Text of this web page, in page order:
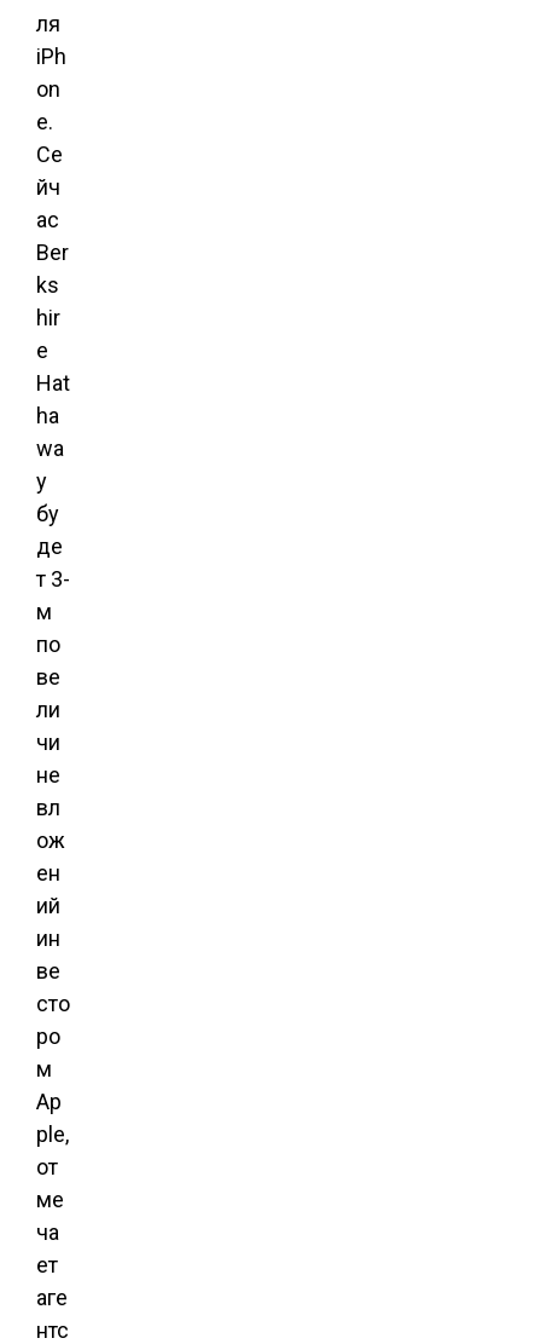
ля
iPh
on
e.
Се
йч
ас
Ber
ks
hir
e
Hat
ha
wa
y
бу
де
т 3-
м
по
ве
ли
чи
не
вл
ож
ен
ий
ин
ве
сто
ро
м
Ap
ple,
от
ме
ча
ет
аге
нтс